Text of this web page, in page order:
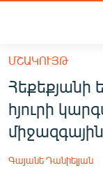
հիմնական
բովանդակությանը
Անցնել
հիմնական
մենյուին
ՀԱՅԱՍՏԱՆ
ՔԱՂԱՔԱԿԱՆ
ՄՇԱԿՈՒՅԹ
Հեքեքյանի
հյուրի
Գայանե Դանիելյան